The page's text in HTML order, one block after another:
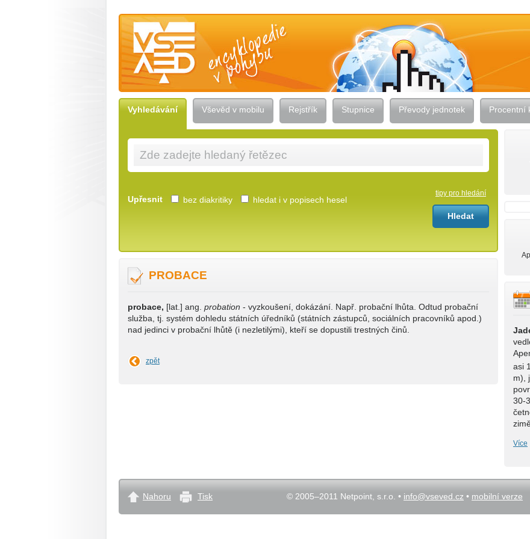
Vševěd — encyklopedie v pohybu
Vyhledávání Vševěd v mobilu Rejstřík Stupnice Převody jednotek Procentní
Upřesnit bez diakritiky hledat i v popisech hesel
tipy pro hledání
PROBACE
probace, [lat.] ang. probation - vyzkoušení, dokázání. Např. probační lhůta. Odtud probační
služba, tj. systém dohledu státních úředníků (státních zástupců, sociálních pracovníků apod.)
nad jedinci v probační lhůtě (i nezletilými), kteří se dopustili trestných činů.
zpět
asi
m),
30-
Více
© 2005–2011 Netpoint, s.r.o. • info@vseved.cz • mobilní verze
Nahoru Tisk